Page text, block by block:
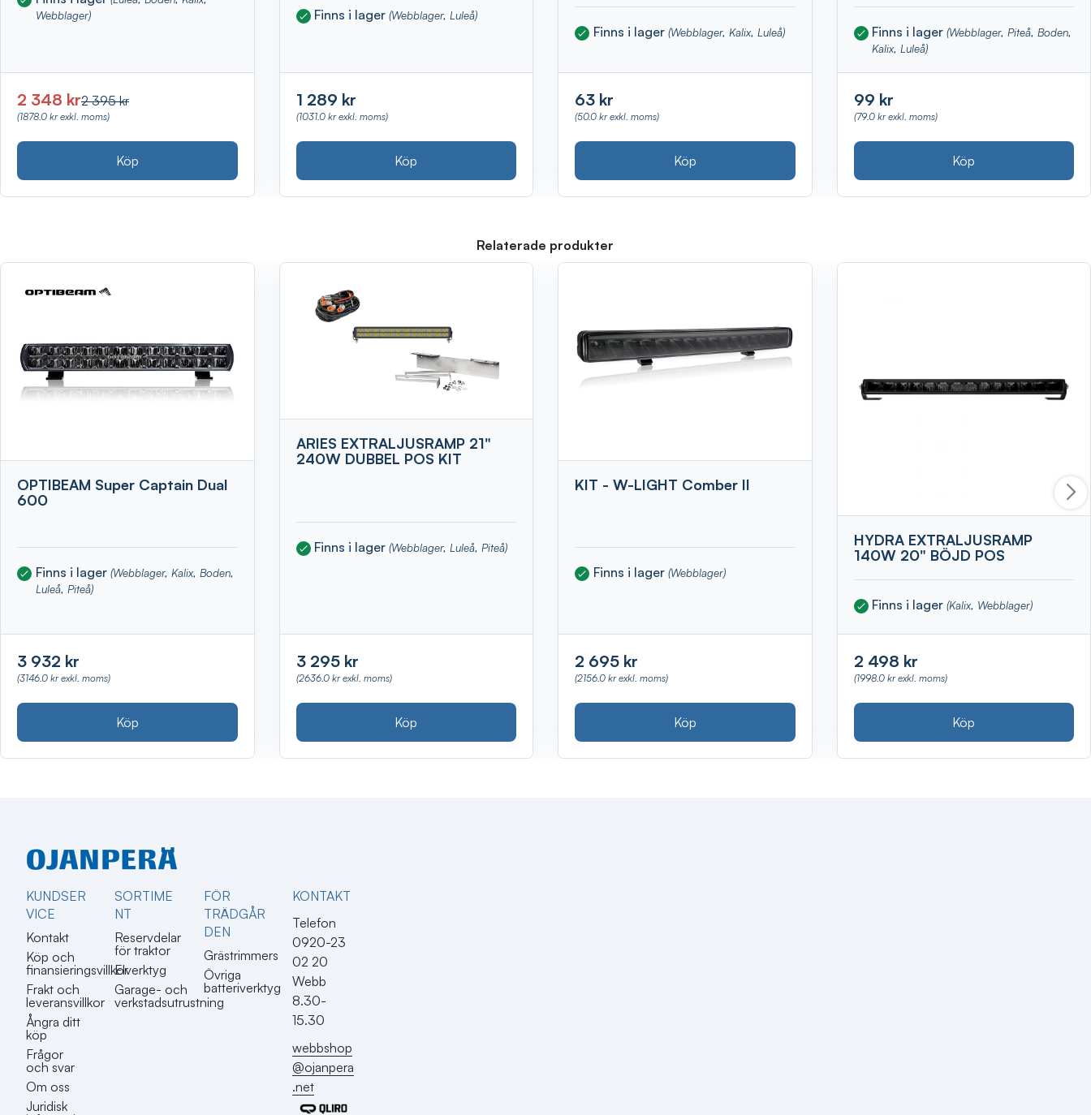
Webblager)
2 348 kr2 395 kr
(1878.0 kr exkl. moms)
Köp
Finns i lager(Webblager, Luleå)
1 289 kr
(1031.0 kr exkl. moms)
Köp
Finns i lager (Webblager, Kalix, Luleå)
63 kr
(50.0 kr exkl. moms)
Köp
Finns i lager(Webblager, Piteå, Boden,
Kalix, Luleå)
99 kr
(79.0 kr exkl. moms)
Köp
Relaterade produkter
OPTIBEAM Super Captain Dual
600
Finns i lager (Webblager, Kalix, Boden,
Luleå, Piteå)
3 932 kr
(3146.0 kr exkl. moms)
Köp
ARIES EXTRALJUSRAMP 21"
240W DUBBEL POS KIT
Finns i lager(Webblager, Luleå, Piteå)
3 295 kr
(2636.0 kr exkl. moms)
Köp
KIT - W-LIGHT Comber II
Finns i lager (Webblager)
2 695 kr
(2156.0 kr exkl. moms)
Köp
HYDRA EXTRALJUSRAMP
140W 20" BÖJD POS
Finns i lager(Kalix, Webblager)
2 498 kr
(1998.0 kr exkl. moms)
Köp
KUNDSER
VICE
Kontakt
Köp och
finansieringsvillkor
Frakt och
leveransvillkor
Ångra ditt
köp
Frågor
och svar
Om oss
Juridisk
SORTIME
NT
Reservdelar
för traktor
Elverktyg
Garage- och
verkstadsutrustning
FÖR
TRÄDGÅR
DEN
Grästrimmers
Övriga
batteriverktyg
KONTAKT​
Telefon
0920-23
02 20
Webb
8.30-
15.30
webbshop
@ojanpera
.net